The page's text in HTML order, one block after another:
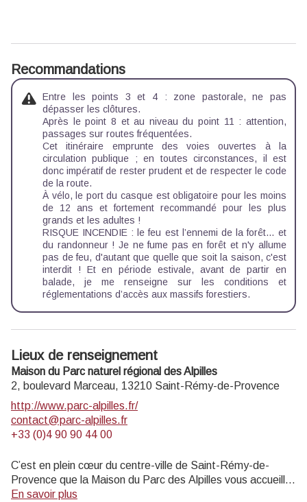
Recommandations
Entre les points 3 et 4 : zone pastorale, ne pas
dépasser les clôtures.
Après le point 8 et au niveau du point 11 : attention,
passages sur routes fréquentées.
Cet itinéraire emprunte des voies ouvertes à la
circulation publique ; en toutes circonstances, il est
donc impératif de rester prudent et de respecter le code
de la route.
À vélo, le port du casque est obligatoire pour les moins
de 12 ans et fortement recommandé pour les plus
grands et les adultes !
RISQUE INCENDIE : le feu est l’ennemi de la forêt… et
du randonneur ! Je ne fume pas en forêt et n'y allume
pas de feu, d'autant que quelle que soit la saison, c'est
interdit ! Et en période estivale, avant de partir en
balade, je me renseigne sur les conditions et
réglementations d’accès aux massifs forestiers.
Lieux de renseignement
Maison du Parc naturel régional des Alpilles
2, boulevard Marceau, 13210 Saint-Rémy-de-Provence
http://www.parc-alpilles.fr/
contact@parc-alpilles.fr
+33 (0)4 90 90 44 00
C’est en plein cœur du centre-ville de Saint-Rémy-de-
Provence que la Maison du Parc des Alpilles vous accueille
dans ses locaux entièrement rénovés. Ce nouveau lieu
En savoir plus